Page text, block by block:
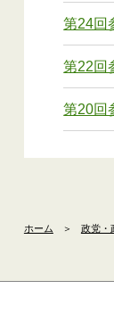
第24回
第22回
第20回
ホーム ＞ 政党・